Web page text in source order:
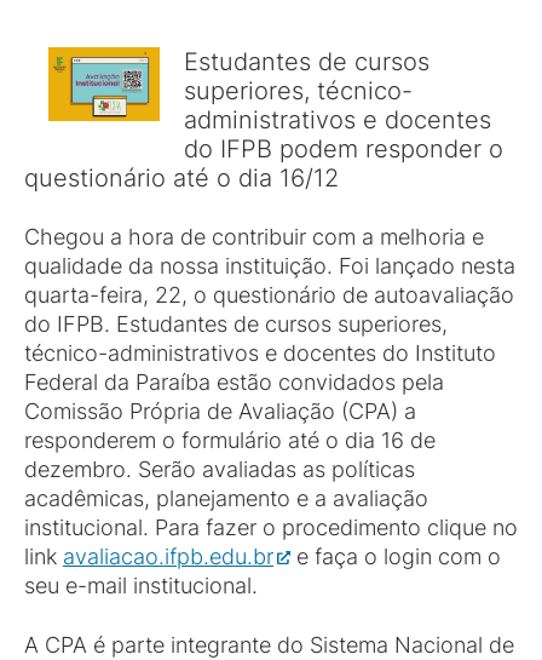
Estudantes de cursos
superiores, técnico-
administrativos e docentes
do IFPB podem responder o
questionário até o dia 16/12
Chegou a hora de contribuir com a melhoria e
qualidade da nossa instituição. Foi lançado nesta
quarta-feira, 22, o questionário de autoavaliação
do IFPB. Estudantes de cursos superiores,
técnico-administrativos e docentes do Instituto
Federal da Paraíba estão convidados pela
Comissão Própria de Avaliação (CPA) a
responderem o formulário até o dia 16 de
dezembro. Serão avaliadas as políticas
acadêmicas, planejamento e a avaliação
institucional. Para fazer o procedimento clique no
link avaliacao.ifpb.edu.br
e faça o login com o
seu e-mail institucional.
A CPA é parte integrante do Sistema Nacional de